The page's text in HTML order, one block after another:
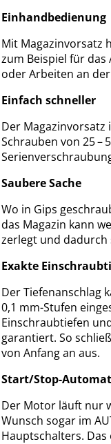
Einhandbedienung
Mit Magazinvorsatz
zum Beispiel für
oder Arbeiten an der
Einfach schneller
Der Magazinvorsatz
Schrauben von 25 –
Saubere Sache
Wo in Gips
das Magazin kann
zerlegt und dadurch
Exakte
Der Tiefenanschlag
0,1 mm-Stufen
Einschraubtiefen
garantiert. So
von Anfang an aus.
Start/Stop-
Der Motor läuft nur
Wunsch sogar im
Hauptschalters.